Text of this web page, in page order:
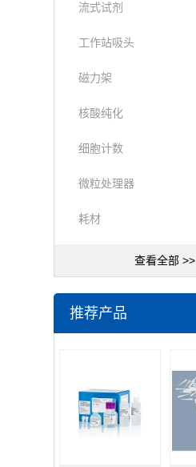
流式试剂
工作站吸头
磁力架
核酸纯化
细胞计数
微粒处理器
耗材
查看全部 >>
推荐产品